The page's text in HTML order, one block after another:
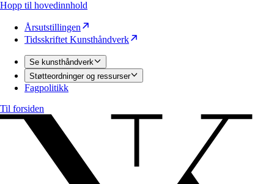
Hopp til hovedinnhold
Årsutstillingen
Tidsskriftet Kunsthåndverk
Se kunsthåndverk
Støtteordninger og ressurser
Fagpolitikk
Til forsiden